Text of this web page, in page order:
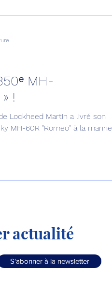
Composante ESPACE
de Dubaï 25
Avionneurs
MH-
!
Lockheed Martin a livré son
MH-60R "Romeo" à la marine
actualité
S'abonner à la newsletter